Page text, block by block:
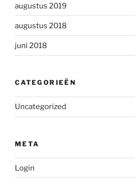
augustus 2019
augustus 2018
juni 2018
CATEGORIEËN
Uncategorized
META
Login